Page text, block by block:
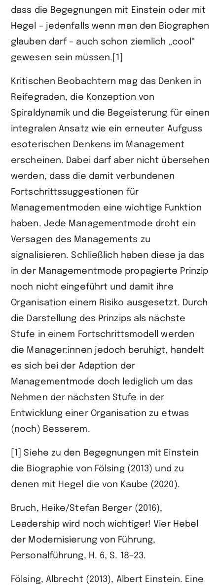
dass die Begegnungen mit Einstein oder mit
Hegel – jedenfalls wenn man den Biographen
glauben darf – auch schon ziemlich „cool“
gewesen sein müssen.[1]
Kritischen Beobachtern mag das Denken in
Reifegraden, die Konzeption von
Spiraldynamik und die Begeisterung für einen
integralen Ansatz wie ein erneuter Aufguss
esoterischen Denkens im Management
erscheinen. Dabei darf aber nicht übersehen
werden, dass die damit verbundenen
Fortschrittssuggestionen für
Managementmoden eine wichtige Funktion
haben. Jede Managementmode droht ein
Versagen des Managements zu
signalisieren. Schließlich haben diese ja das
in der Managementmode propagierte Prinzip
noch nicht eingeführt und damit ihre
Organisation einem Risiko ausgesetzt. Durch
die Darstellung des Prinzips als nächste
Stufe in einem Fortschrittsmodell werden
die Manager:innen jedoch beruhigt, handelt
es sich bei der Adaption der
Managementmode doch lediglich um das
Nehmen der nächsten Stufe in der
Entwicklung einer Organisation zu etwas
(noch) Besserem.
[1] Siehe zu den Begegnungen mit Einstein
die Biographie von Fölsing (2013) und zu
denen mit Hegel die von Kaube (2020).
Bruch, Heike/Stefan Berger (2016),
Leadership wird noch wichtiger! Vier Hebel
der Modernisierung von Führung,
Personalführung, H. 6, S. 18–23.
Fölsing, Albrecht (2013), Albert Einstein. Eine